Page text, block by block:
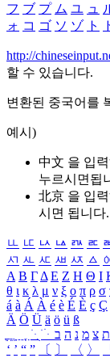
フ ブ プ ム ユ ュ
ォ コ ゴ ソ ゾ ト
http://
할 수 있습니다.
변환된 중국어를
예시)
中文 을 입
누르시면됩
北京 을 입
시면 됩니다.
ㅥ ㅦ ㅧ ㅨ ㅩ ㅪ
ㅺ ㅻ ㅼ ㅽ ㅾ ㅿ
Α Β ΓΔ Ε Ζ Η Θ Ι
θ ι κ λ μ ν ξ ο π ρ σ
á à Á À é è É È ç Ç
Ä Ö Ü ä ö ü ß
ִֶֹ ֻּ ׁׂ ת צ מ נ ה ב
‘ ’ “ ” 〔 〕 〈 〉 「